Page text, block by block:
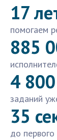
17
помогаем
885
4
заданий
35
до первого